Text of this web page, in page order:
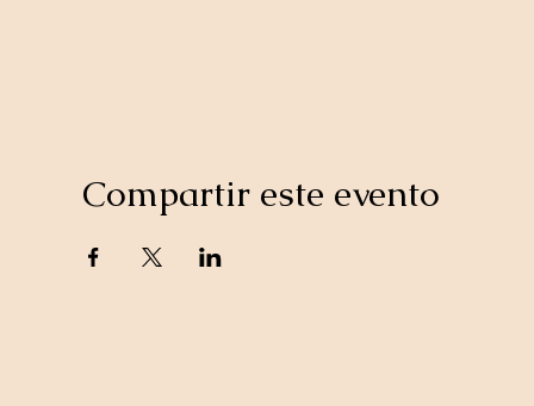
Compartir este evento